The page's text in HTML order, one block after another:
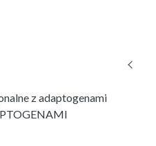
z adaptogenami